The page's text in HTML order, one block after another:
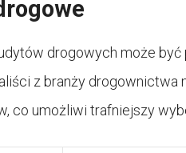
drogowych może
z branży drogownictwa
co umożliwi trafniejszy